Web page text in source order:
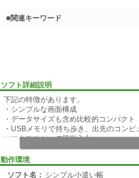
ソフト詳細説明
下記の特徴があります。
・シンプルな画面構成
・データサイズも含め比較的コンパクト
・USBメモリで持ち歩き、出先のコン
・マウスひとつで簡単入力
・データは、CSV形式で Excelでも閲覧
・面倒なインストール作業はなく、解凍
・無料で使える。
動作環境
ソフト名： シンプル小遣い帳
■関連キーワード